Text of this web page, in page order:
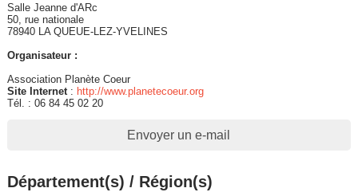
Salle Jeanne d'ARc
50, rue nationale
78940 LA QUEUE-LEZ-YVELINES
Organisateur :
Association Planète Coeur
Site Internet: http://www.planetecoeur.org
Tél. : 06 84 45 02 20
Envoyer un e-mail
Département(s) / Région(s)